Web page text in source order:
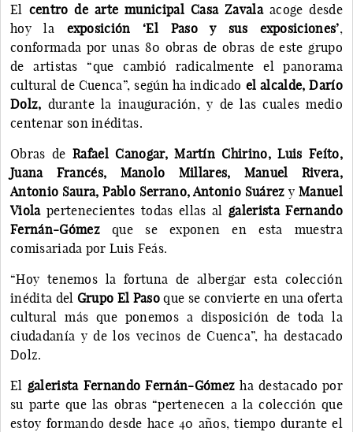
El centro de arte municipal Casa Zavalaacoge desde
hoy la exposición ‘El Paso y sus exposiciones’,
conformada por unas 80 obras de obras de este grupo
de artistas “que cambió radicalmente el panorama
cultural de Cuenca”, según ha indicado el alcalde, Darío
Dolz, durante la inauguración, y de las cuales medio
centenar son inéditas.
Obras de Rafael Canogar, Martín Chirino, Luis Feíto,
Juana Francés, Manolo Millares, Manuel Rivera,
Antonio Saura, Pablo Serrano, Antonio Suárez yManuel
Violapertenecientes todas ellas algalerista Fernando
Fernán-Gómezque se exponen en esta muestra
comisariada por Luis Feás.
“Hoy tenemos la fortuna de albergar esta colección
inédita del Grupo El Paso que se convierte en una oferta
cultural más que ponemos a disposición de toda la
ciudadanía y de los vecinos de Cuenca”, ha destacado
Dolz.
El galerista Fernando Fernán-Gómez ha destacado por
su parte que las obras “pertenecen a la colección que
estoy formando desde hace 40 años, tiempo durante el